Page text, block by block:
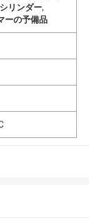
リンダー,
ーの予備品